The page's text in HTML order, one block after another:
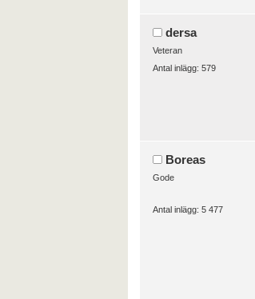
dersa
Veteran
Antal inlägg: 579
Boreas
Gode
Antal inlägg: 5 477